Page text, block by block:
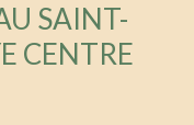
SAINT-
CENTRE